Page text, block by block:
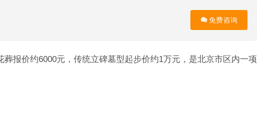
免费咨询
报价约6000元，传统立碑墓型起步价约1万元，是北京市区内一项